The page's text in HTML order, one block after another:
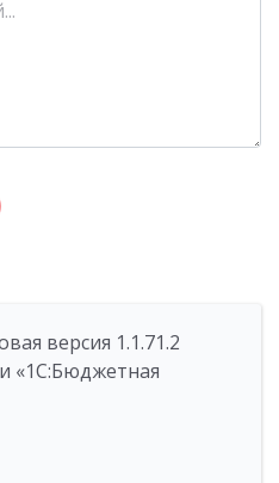
версия 1.1.71.2
«1C:Бюджетная